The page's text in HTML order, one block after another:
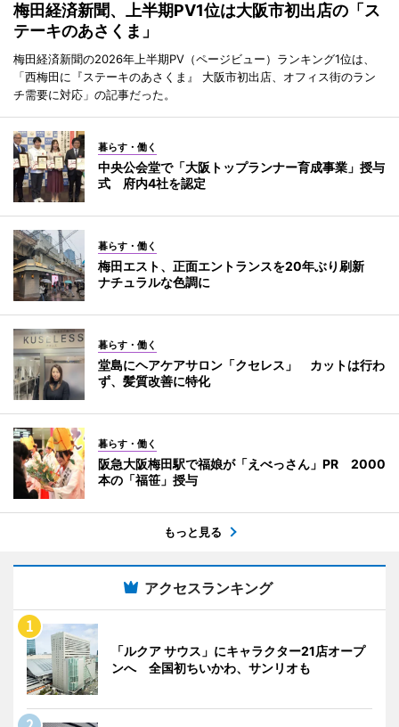
梅田経済新聞、上半期PV1位は大阪市初出店の「ス
テーキのあさくま」
梅田経済新聞の2026年上半期PV（ページビュー）ランキング1位は、
「西梅田に『ステーキのあさくま』 大阪市初出店、オフィス街のラン
チ需要に対応」の記事だった。
暮らす・働く
中央公会堂で「大阪トップランナー育成事業」授与
式 府内4社を認定
暮らす・働く
梅田エスト、正面エントランスを20年ぶり刷新
ナチュラルな色調に
暮らす・働く
堂島にヘアケアサロン「クセレス」 カットは行わ
ず、髪質改善に特化
暮らす・働く
阪急大阪梅田駅で福娘が「えべっさん」PR 2000
本の「福笹」授与
もっと見る
アクセスランキング
「ルクア サウス」にキャラクター21店オープ
ンへ 全国初ちいかわ、サンリオも